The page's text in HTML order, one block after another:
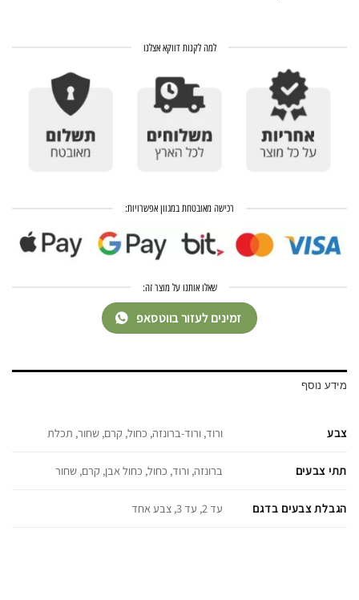
למה לקנות דווקא אצלנו
רכישה מאובטחת במגוון אפשרויות:
שאלו אותנו על מוצר זה:
זמינים לעזור בווטסאפ
מידע נוסף
צבע ורוד, ורוד-ברונזה, כחול, קרם, שחור, תכלת
תתי צבעים ברונזה, ורוד, כחול, כחול אבן, קרם, שחור
הגבלת צבעים בדגם עד 2, עד 3, צבע אחד